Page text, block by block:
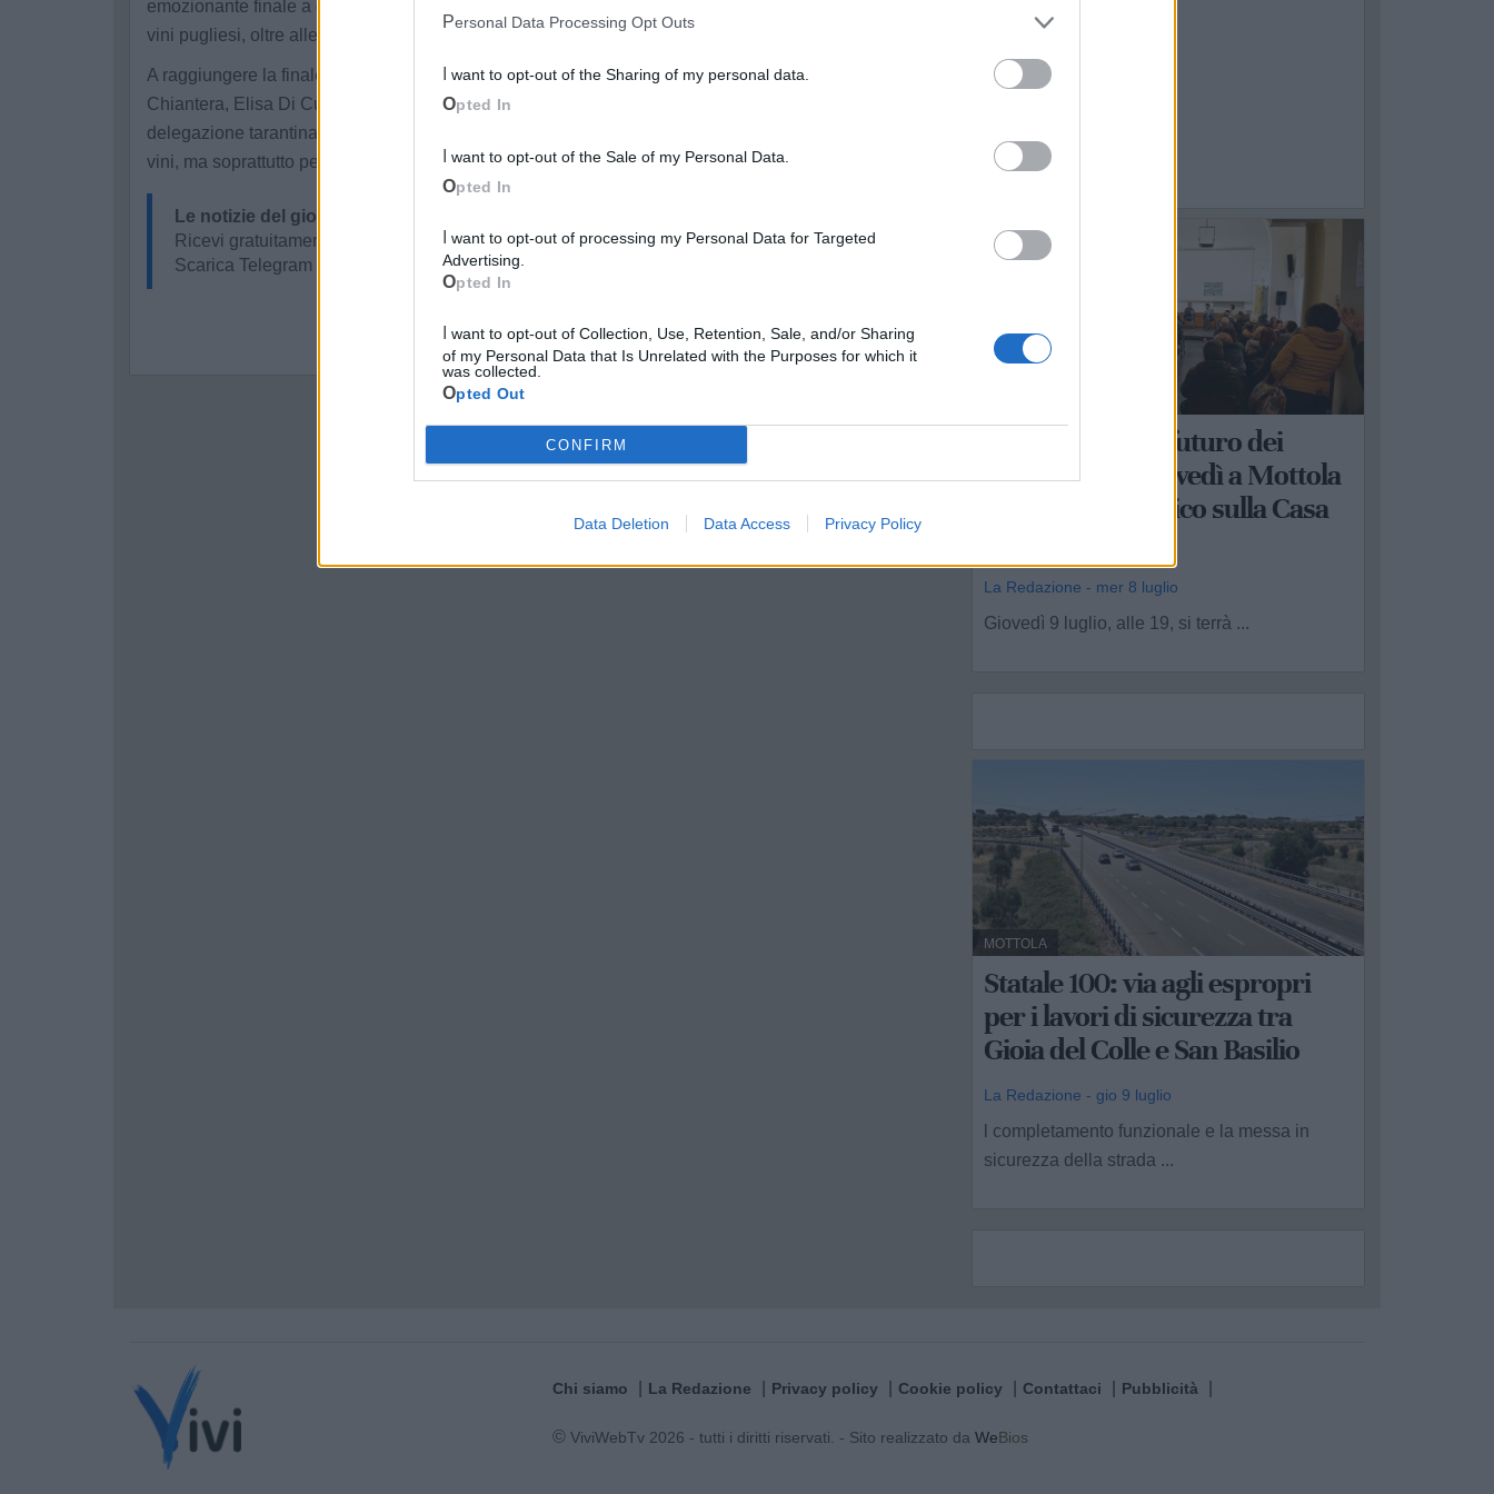
Personal Data Processing Opt Outs
I want to opt-out of the Sharing of my personal data.
Opted In
I want to opt-out of the Sale of my Personal Data.
Opted In
Advertising.
Opted In
of my Personal Data that Is Unrelated with the Purposes for which it
was collected.
Opted Out
CONFIRM
Data Deletion Data Access Privacy Policy
emozionante finale a quattro, aperta al pubblico e volta a determinare il livello di conoscenza dei
vini pugliesi, oltre alle tecniche di servizio e di corretto abbinamento coi piatti.
A raggiungere la finale, che ha avuto luogo nei saloni di masseria “Il melograno”, a Monopoli: Vito
Chiantera, Elisa Di Cuonzo, Mino Tarì e, ovviamente, Giuseppe Caragnano, membro della
delegazione tarantina, che alla fine si è imposto sui colleghi per la capacità di comunicazione dei
vini, ma soprattutto per la grande abilità nelle tecniche di servizio.
Le notizie del giorno sul tuo smartphone
Ricevi gratuitamente ogni giorno le notizie della tua città direttamente sul tuo smartphone.
Scarica Telegram e
Sanità, lavoro e futuro dei
servizi locali: giovedì a Mottola
il dibattito pubblico sulla Casa
La Redazione - mer 8 luglio
Giovedì 9 luglio, alle 19, si terrà ...
MOTTOLA
Statale 100: via agli espropri
per i lavori di sicurezza tra
Gioia del Colle e San Basilio
La Redazione - gio 9 luglio
l completamento funzionale e la messa in
sicurezza della strada ...
Chi siamo La Redazione Privacy policy Cookie policy Contattaci Pubblicità
© ViviWebTv 2026 - tutti i diritti riservati. - Sito realizzato da WeBios